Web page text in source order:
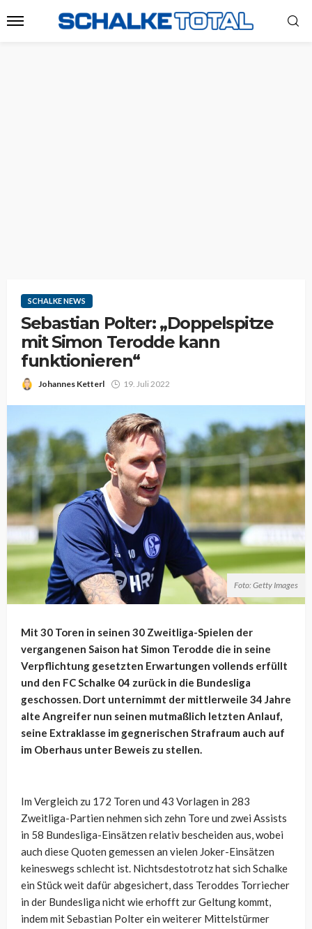
SCHALKE NEWS
Sebastian Polter: „Doppelspitze
mit Simon Terodde kann
funktionieren“
Johannes Ketterl 19. Juli 2022
Foto: Getty Images
Mit 30 Toren in seinen 30 Zweitliga-Spielen der
vergangenen Saison hat Simon Terodde die in seine
Verpflichtung gesetzten Erwartungen vollends erfüllt
und den FC Schalke 04 zurück in die Bundesliga
geschossen. Dort unternimmt der mittlerweile 34 Jahre
alte Angreifer nun seinen mutmaßlich letzten Anlauf,
seine Extraklasse im gegnerischen Strafraum auch auf
im Oberhaus unter Beweis zu stellen.
Im Vergleich zu 172 Toren und 43 Vorlagen in 283
Zweitliga-Partien nehmen sich zehn Tore und zwei Assists
in 58 Bundesliga-Einsätzen relativ bescheiden aus, wobei
auch diese Quoten gemessen an vielen Joker-Einsätzen
keineswegs schlecht ist. Nichtsdestotrotz hat sich Schalke
ein Stück weit dafür abgesichert, dass Teroddes Torriecher
in der Bundesliga nicht wie erhofft zur Geltung kommt,
indem mit Sebastian Polter ein weiterer Mittelstürmer